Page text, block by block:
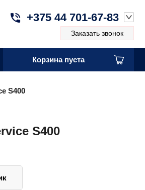
+375 44 701-67-83
Заказать звонок
Корзина пуста
S400
S400